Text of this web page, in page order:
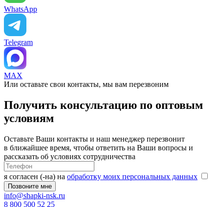
WhatsApp
Telegram
MAX
Или оставьте свои контакты, мы вам перезвоним
Получить консультацию по оптовым
условиям
Оставьте Ваши контакты и наш менеджер перезвонит
в ближайшее время, чтобы ответить на Ваши вопросы и
рассказать об условиях сотрудничества
я согласен (-на) на обработку моих персональных данных
info@shapki-nsk.ru
8 800 500 52 25